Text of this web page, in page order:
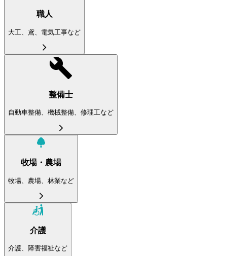
職人
大工、鳶、電気工事など
整備士
自動車整備、機械整備、修理工など
牧場・農場
牧場、農場、林業など
介護
介護、障害福祉など